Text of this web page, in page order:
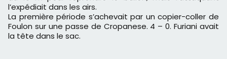
l’expédiait dans les airs.
La première période s’achevait par un copier-coller de
Foulon sur une passe de Cropanese. 4 – 0. Furiani avait
la tête dans le sac.